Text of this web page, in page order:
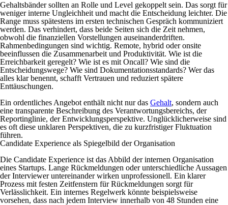
Gehaltsbänder sollten an Rolle und Level gekoppelt sein. Das sorgt für
weniger interne Ungleichheit und macht die Entscheidung leichter. Die
Range muss spätestens im ersten technischen Gespräch kommuniziert
werden. Das verhindert, dass beide Seiten sich die Zeit nehmen,
obwohl die finanziellen Vorstellungen auseinanderdriften.
Rahmenbedingungen sind wichtig. Remote, hybrid oder onsite
beeinflussen die Zusammenarbeit und Produktivität. Wie ist die
Erreichbarkeit geregelt? Wie ist es mit Oncall? Wie sind die
Entscheidungswege? Wie sind Dokumentationsstandards? Wer das
alles klar benennt, schafft Vertrauen und reduziert spätere
Enttäuschungen.
Ein ordentliches Angebot enthält nicht nur das Gehalt, sondern auch
eine transparente Beschreibung des Verantwortungsbereichs, der
Reportinglinie, der Entwicklungsperspektive. Unglücklicherweise sind
es oft diese unklaren Perspektiven, die zu kurzfristiger Fluktuation
führen.
Candidate Experience als Spiegelbild der Organisation
Die Candidate Experience ist das Abbild der internen Organisation
eines Startups. Lange Rückmeldungen oder unterschiedliche Aussagen
der Interviewer untereinander wirken unprofessionell. Ein klarer
Prozess mit festen Zeitfenstern für Rückmeldungen sorgt für
Verlässlichkeit. Ein internes Regelwerk könnte beispielsweise
vorsehen, dass nach jedem Interview innerhalb von 48 Stunden eine